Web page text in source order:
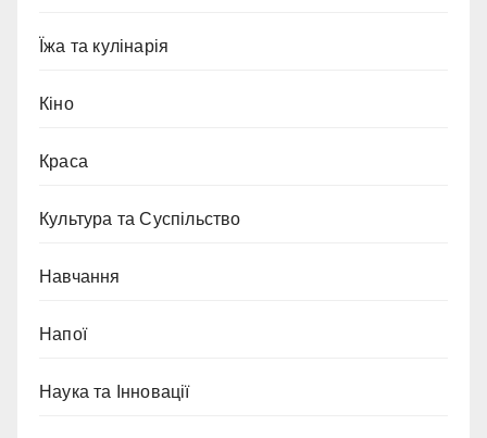
Їжа та кулінарія
Кіно
Краса
Культура та Суспільство
Навчання
Напої
Наука та Інновації